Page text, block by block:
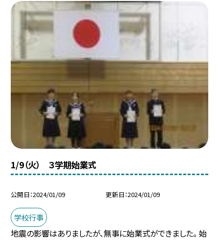
1/9（火） ３学期始業式
公開日 2024/01/09 更新日 2024/01/09
学校行事
地震の影響はありましたが、無事に始業式ができました。 始